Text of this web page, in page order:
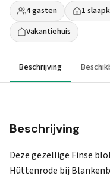
4 gasten 1
Vakantiehuis
Beschrijving
Beschrijving
Deze gezellige Finse
Hüttenrode bij